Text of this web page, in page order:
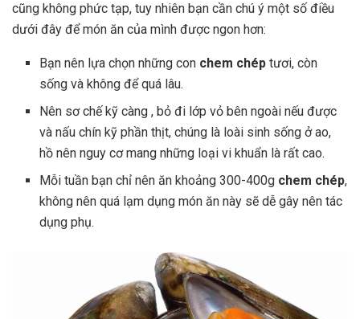
cũng không phức tạp, tuy nhiên bạn cần chú ý một số điều
dưới đây để món ăn của mình được ngon hơn:
Bạn nên lựa chọn những con chem chép tươi, còn
sống và không để quá lâu.
Nên sơ chế kỹ càng , bỏ đi lớp vỏ bên ngoài nếu được
và nấu chín kỹ phần thịt, chúng là loài sinh sống ở ao,
hồ nên nguy cơ mang những loại vi khuẩn là rất cao.
Mỗi tuần bạn chỉ nên ăn khoảng 300-400g chem chép,
không nên quá lạm dụng món ăn này sẽ dễ gây nên tác
dụng phụ.